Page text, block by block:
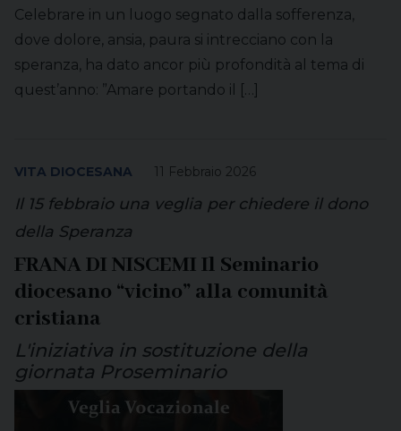
Celebrare in un luogo segnato dalla sofferenza,
dove dolore, ansia, paura si intrecciano con la
speranza, ha dato ancor più profondità al tema di
quest’anno: ”Amare portando il […]
11 Febbraio 2026
VITA DIOCESANA
Il 15 febbraio una veglia per chiedere il dono
della Speranza
FRANA DI NISCEMI Il Seminario
diocesano “vicino” alla comunità
cristiana
L'iniziativa in sostituzione della
giornata Proseminario